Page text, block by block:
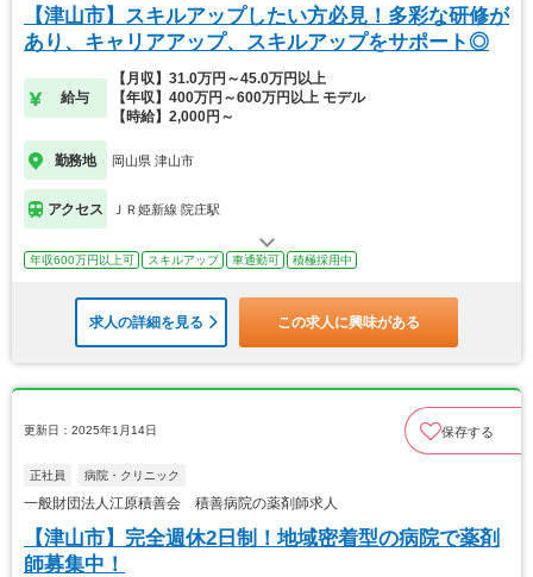
【津山市】スキルアップしたい方必見！多彩な研修が
あり、キャリアアップ、スキルアップをサポート◎
給与
【月収】31.0万円～45.0万円以上
【年収】400万円～600万円以上 モデル
【時給】2,000円～
勤務地 岡山県 津山市
アクセス ＪＲ姫新線 院庄駅
年収600万円以上可 スキルアップ 車通勤可 積極採用中
求人の詳細を見る この求人に興味がある
更新日：2025年1月14日 保存する
正社員 病院・クリニック
一般財団法人江原積善会 積善病院の薬剤師求人
【津山市】完全週休2日制！地域密着型の病院で薬剤
師募集中！